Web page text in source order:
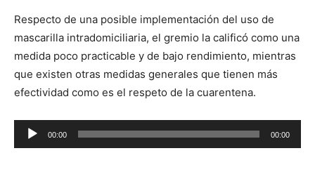
Respecto de una posible implementación del uso de
mascarilla intradomiciliaria, el gremio la calificó como una
medida poco practicable y de bajo rendimiento, mientras
que existen otras medidas generales que tienen más
efectividad como es el respeto de la cuarentena.
Reproductor
de
00:00 00:00